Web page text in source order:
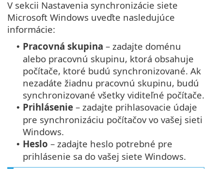
V sekcii Nastavenia synchronizácie siete
Microsoft Windows uveďte nasledujúce
informácie:
• Pracovná skupina – zadajte doménu
alebo pracovnú skupinu, ktorá obsahuje
počítače, ktoré budú synchronizované. Ak
nezadáte žiadnu pracovnú skupinu, budú
synchronizované všetky viditeľné počítače.
• Prihlásenie – zadajte prihlasovacie údaje
pre synchronizáciu počítačov vo vašej sieti
Windows.
• Heslo – zadajte heslo potrebné pre
prihlásenie sa do vašej siete Windows.